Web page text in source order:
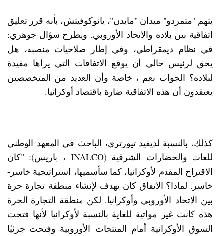
يتهم "متمردو" ميدان "مايدن"، يانوكوفيتش، بأنه قرر تعليق
اتفاقية بين بلاده والاتحاد الأوروبي. ويطرح سؤال جوهري:
في نظام ديمقراطي، وفي إطار صلاحيات منصبه، هل
يحق لرئيس حالي أن يوقع الاتفاقات التي يراها مفيدة
لبلاده؟ الجواب نعم ، خاصة وأن العديد من المتخصصين
يعتقدون أن هذه الاتفاقية ضارة باقتصاد أوكرانيا.
كذلك، بالنسبة لديفيد تيورتري، الباحث في المعهد الوطني
للغات والحضارات الشرقية (INALCO ، باريس): "كان
الاقتراح المقدم لأوكرانيا، كما سأسميها، استراتيجية خاسر-
خاسر. لماذا؟ الاتفاق كان يهدف لإنشاء منطقة تجارة حرة
بين الاتحاد الأوروبي وأوكرانيا. لكن منطقة التجارة الحرة
هذه كانت غير مواتية للغاية بالنسبة لأوكرانيا لأنها فتحت
السوق الأوكرانية أمام المنتجات الأوروبية وفتحت جزئيًا